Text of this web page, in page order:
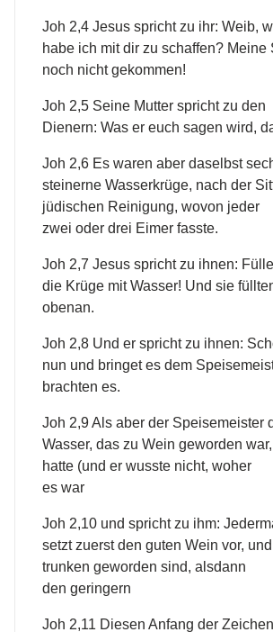
Joh 2,4 Jesus spricht zu ihr: Weib,
habe ich mit dir zu schaffen? Meine
noch nicht gekommen!
Joh 2,5 Seine Mutter spricht zu den
Dienern: Was er euch sagen wird,
Joh 2,6 Es waren aber daselbst
steinerne Wasserkrüge, nach der
jüdischen Reinigung, wovon jeder
zwei oder drei Eimer fasste.
Joh 2,7 Jesus spricht zu ihnen:
die Krüge mit Wasser! Und sie
obenan.
Joh 2,8 Und er spricht zu ihnen:
nun und bringet es dem
brachten es.
Joh 2,9 Als aber der Speisemeister
Wasser, das zu Wein geworden
hatte (und er wusste nicht, woher
es war
Joh 2,10 und spricht zu ihm:
setzt zuerst den guten Wein vor,
trunken geworden sind, alsdann
den geringern
Joh 2,11 Diesen Anfang der